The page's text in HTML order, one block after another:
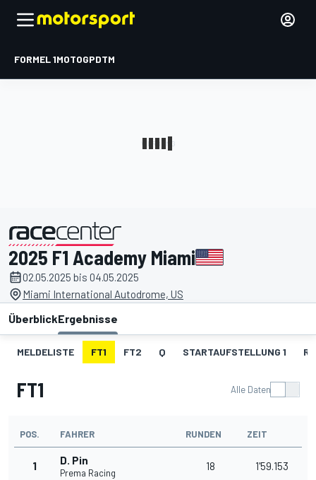
FORMEL 1MOTOGPDTM
präsentiert von
2025 F1 Academy Miami
02.05.2025 bis 04.05.2025
Miami International Autodrome, US
ÜberblickErgebnisse
MELDELISTE FT1 FT2 Q STARTAUFSTELLUNG 1
FT1 Alle Daten
POS. FAHRER RUNDEN ZEIT
1 D. Pin
Prema Racing
18 1'59.153